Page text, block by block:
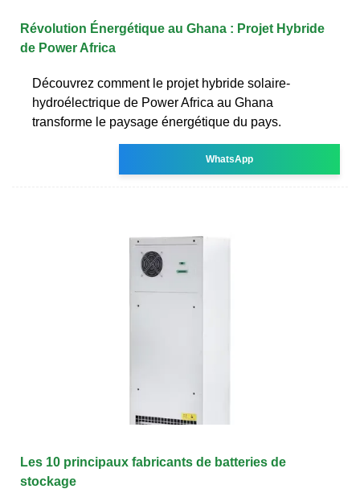
Révolution Énergétique au Ghana : Projet Hybride
de Power Africa
Découvrez comment le projet hybride solaire-
hydroélectrique de Power Africa au Ghana
transforme le paysage énergétique du pays.
WhatsApp
Les 10 principaux fabricants de batteries de
stockage